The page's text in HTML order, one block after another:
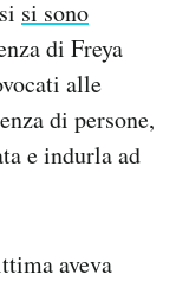
si sono
di Freya
alle
di persone,
e indurla ad
aveva